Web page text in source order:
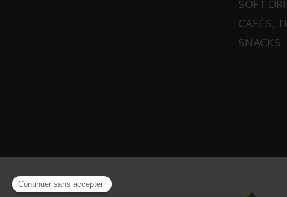
SOFT
CAFÉS,
SNACKS